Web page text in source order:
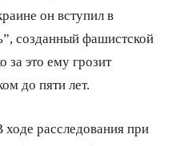
он вступил в
созданный фашистской
за это ему грозит
до пяти лет.
расследования при